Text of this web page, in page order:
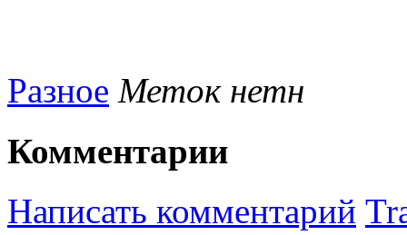
Разное Меток нетн
Комментарии
Написать комментарий